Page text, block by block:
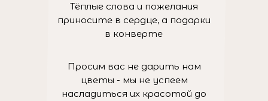
Тёплые слова и пожелания
приносите в сердце, а подарки
в конверте
Просим вас не дарить нам
цветы - мы не успеем
насладиться их красотой до